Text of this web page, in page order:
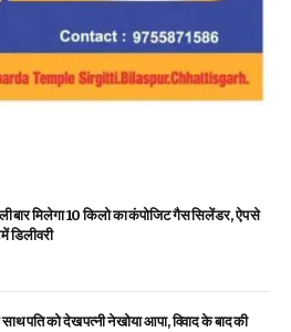
बार मिलेगा 10 किलो का कंपोजिट गैस सिलेंडर, ऐप से
डिलीवरी
पति को देख पत्नी ने खोया आपा, विवाद के बाद की